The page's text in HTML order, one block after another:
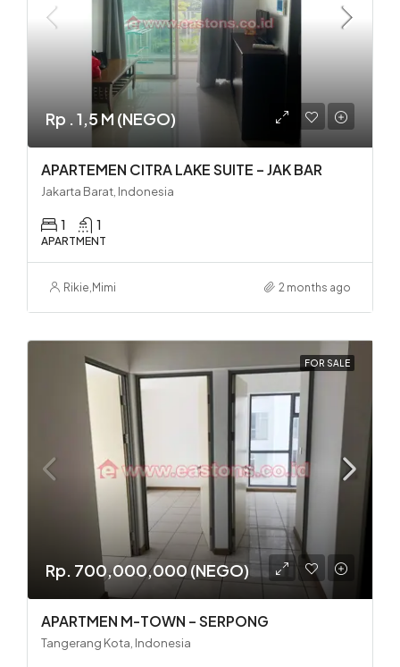
Rp . 1,5 M (NEGO)
APARTEMEN CITRA LAKE SUITE – JAK BAR
Jakarta Barat, Indonesia
1 1
APARTMENT
Rikie Mimi 2 months ago
FOR SALE
Rp. 700,000,000 (NEGO)
APARTMEN M-TOWN – SERPONG
Tangerang Kota, Indonesia